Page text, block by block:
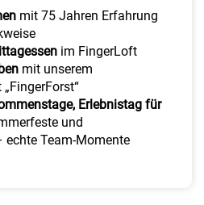
mit 75 Jahren Erfahrung
im FingerLoft
mit unserem
Erlebnistag für
und
Team-Momente